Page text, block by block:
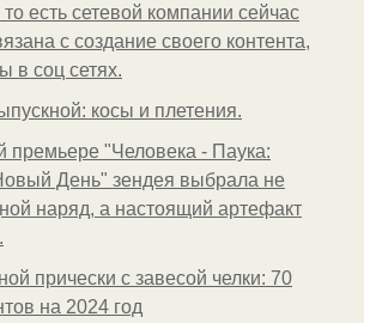
есть сетевой компании сейчас
с создание своего контента,
в соц сетях.
косы и плетения.
премьере "Человека - Паука:
День" зендея выбрала не
наряд, а настоящий артефакт
прически с завесой челки: 70
на 2024 год